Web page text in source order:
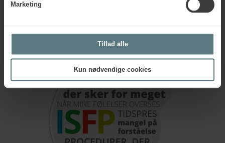
Marketing
Tillad alle
Kun nødvendige cookies